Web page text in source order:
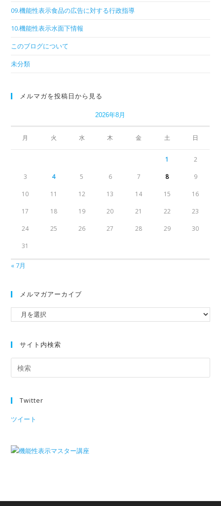
09.機能性表示食品の広告に対する行政指導
10.機能性表示水面下情報
このブログについて
未分類
メルマガを投稿日から見る
2026年8月
月 火 水 木 金 土 日
1 2
3 4 5 6 7 8 9
10 11 12 13 14 15 16
17 18 19 20 21 22 23
24 25 26 27 28 29 30
31
« 7月
メルマガアーカイブ
サイト内検索
Twitter
ツイート